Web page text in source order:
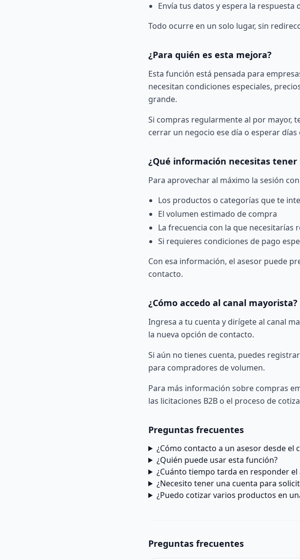
Envía tus datos y espera la respuesta
Todo ocurre en un solo lugar, sin
¿Para quién es esta mejora?
Esta función está pensada para
necesitan condiciones especiales,
grande.
Si compras regularmente al por mayor,
cerrar un negocio ese día o esperar días
¿Qué información necesitas tener
Para aprovechar al máximo la sesión
Los productos o categorías que te
El volumen estimado de compra
La frecuencia con la que necesitarías
Si requieres condiciones de pago
Con esa información, el asesor puede
contacto.
¿Cómo accedo al canal mayorista?
Ingresa a tu cuenta y dirígete al canal
la nueva opción de contacto.
Si aún no tienes cuenta, puedes
para compradores de volumen.
Para más información sobre compras
las licitaciones B2B o el proceso de
Preguntas frecuentes
¿Cómo contacto a un asesor desde el
¿Quién puede usar esta función?
¿Cuánto tiempo tarda en responder el
¿Necesito tener una cuenta para
¿Puedo cotizar varios productos en
Preguntas frecuentes